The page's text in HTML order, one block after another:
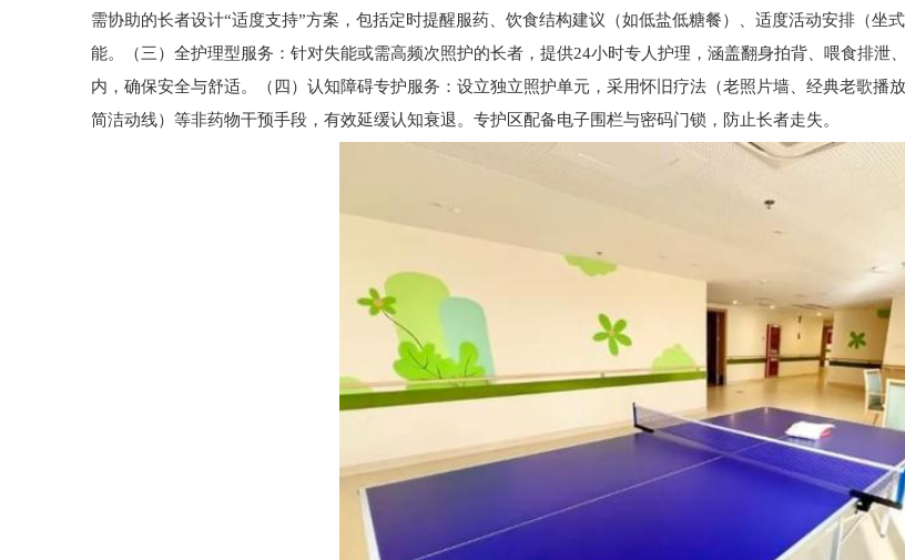
需协助的长者设计“适度支持”方案，包括定时提醒服药、饮食结构建议（如低盐低糖餐）、适度活动安排（坐
能。（三）全护理型服务：针对失能或需高频次照护的长者，提供24小时专人护理，涵盖翻身拍背、喂食排泄
内，确保安全与舒适。（四）认知障碍专护服务：设立独立照护单元，采用怀旧疗法（老照片墙、经典老歌播
简洁动线）等非药物干预手段，有效延缓认知衰退。专护区配备电子围栏与密码门锁，防止长者走失。